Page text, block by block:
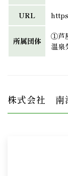
URL
所属団体
①芦
温泉
株式会社 南